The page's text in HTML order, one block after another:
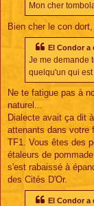
Mon cher
Bien cher le con dort,
El Condor a
Je me demande
quelqu'un qui
Ne te fatigue pas à
naturel...
Dialecte avait ça dit
attenants dans votre
TF1. Vous êtes des
étaleurs de
s'est rabaissé à
des Cités D'Or.
El Condor a